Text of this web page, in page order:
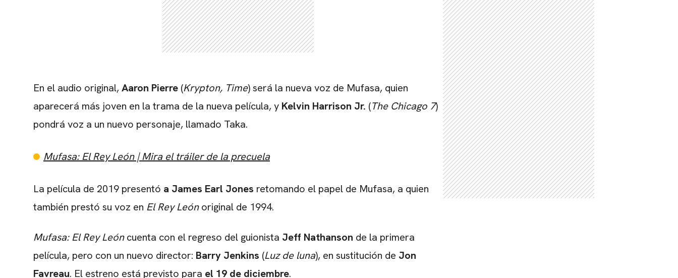
En el audio original, Aaron Pierre (Krypton, Time) será la nueva voz de Mufasa, quien
aparecerá más joven en la trama de la nueva película, y Kelvin Harrison Jr. (The Chicago 7)
pondrá voz a un nuevo personaje, llamado Taka.
Mufasa: El Rey León | Mira el tráiler de la precuela
La película de 2019 presentó a James Earl Jones retomando el papel de Mufasa, a quien
también prestó su voz en El Rey Leónoriginal de 1994.
Mufasa: El Rey Leóncuenta con el regreso del guionista Jeff Nathanson de la primera
película, pero con un nuevo director: Barry Jenkins (Luz de luna), en sustitución de Jon
Favreau. El estreno está previsto para el 19 de diciembre.